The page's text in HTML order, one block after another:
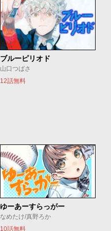
ブルーピリオド
山口つばさ
12話無料
ゆーあーすらっがー
なめたけ/真野ろか
10話無料